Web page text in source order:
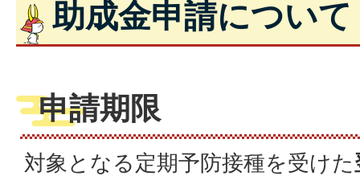
助成金申請について
申請期限
対象となる定期予防接種を受けた